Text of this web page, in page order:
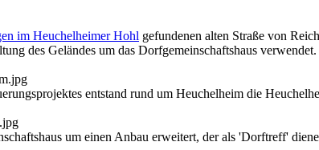
im Heuchelheimer Hohl gefundenen alten Straße von
des Geländes um das Dorfgemeinschaftshaus verwendet.
entstand rund um Heuchelheim die
um einen Anbau erweitert, der als 'Dorftreff'